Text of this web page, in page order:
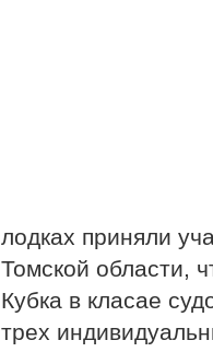
лодках приняли
Томской области,
Кубка в класае
трех